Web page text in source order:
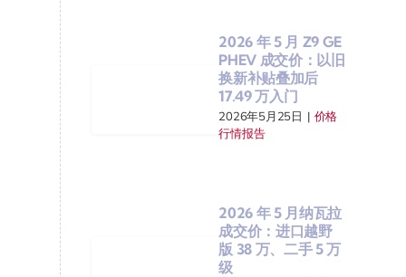
2026 年 5 月 Z9 GE
PHEV 成交价：以旧
换新补贴叠加后
17.49 万入门
2026年5月25日 | 价格
行情报告
2026 年 5 月纳瓦拉
成交价：进口越野
版 38 万、二手 5 万
级